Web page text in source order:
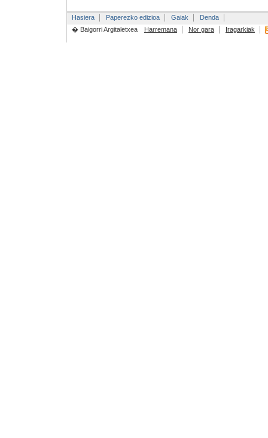
Hasiera Paperezko edizioa Gaiak
Denda
� Baigorri Argitaletxea
Harremana Nor gara Iragarkiak